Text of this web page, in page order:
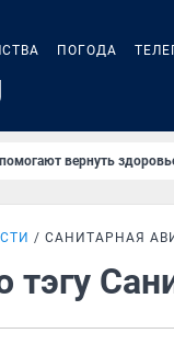
ПОГОДА
помогают вернуть
САНИТАРНАЯ
тэгу